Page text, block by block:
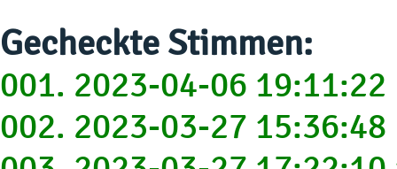
Gecheckte Stimmen:
001. 2023-04-06
002. 2023-03-27